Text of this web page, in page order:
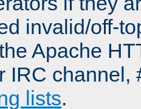
invalid/off-
Apache
IRC channel,
lists.